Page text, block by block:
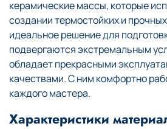
керамические массы, которые
создании термостойких и
идеальное решение для
подвергаются экстремальным
обладает прекрасными
качествами. С ним комфортно
каждого мастера.
Характеристики